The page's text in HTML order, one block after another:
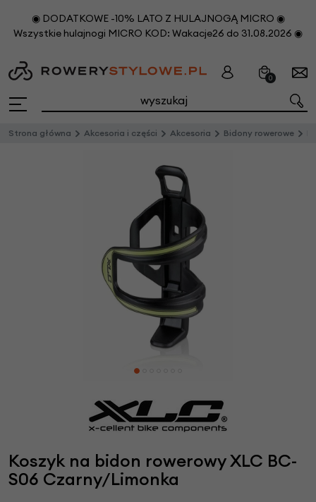
◉ DODATKOWE -10% LATO Z HULAJNOGĄ MICRO ◉
Wszystkie hulajnogi MICRO KOD: Wakacje26 do 31.08.2026 ◉
0
Strona główna Akcesoria i części Akcesoria Bidony rowerowe
Koszyk na bidon rowerowy XLC BC-
S06 Czarny/Limonka